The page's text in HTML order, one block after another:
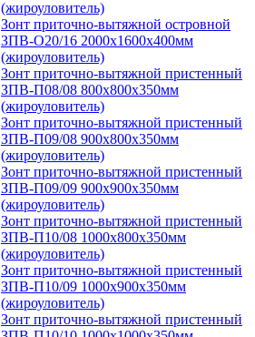
(жироуловитель)
Зонт приточно-вытяжной островной
ЗПВ-О20/16 2000х1600х400мм
(жироуловитель)
Зонт приточно-вытяжной пристенный
ЗПВ-П08/08 800х800х350мм
(жироуловитель)
Зонт приточно-вытяжной пристенный
ЗПВ-П09/08 900х800х350мм
(жироуловитель)
Зонт приточно-вытяжной пристенный
ЗПВ-П09/09 900х900х350мм
(жироуловитель)
Зонт приточно-вытяжной пристенный
ЗПВ-П10/08 1000х800х350мм
(жироуловитель)
Зонт приточно-вытяжной пристенный
ЗПВ-П10/09 1000х900х350мм
(жироуловитель)
Зонт приточно-вытяжной пристенный